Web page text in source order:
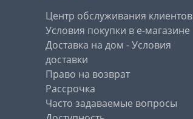
Центр обслуживания клиентов
Условия покупки в е-магазине
Доставка на дом - Условия
доставки
Право на возврат
Рассрочка
Часто задаваемые вопросы